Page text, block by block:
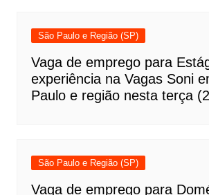
São Paulo e Região (SP)
Vaga de emprego para
experiência na Vagas Soni
Paulo e região nesta terça
São Paulo e Região (SP)
Vaga de emprego para